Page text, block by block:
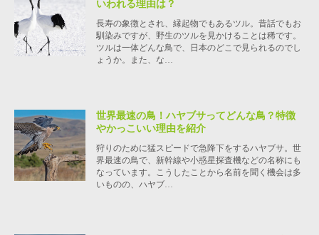
いわれる理由は？
長寿の象徴とされ、縁起物でもあるツル。昔話でもお
馴染みですが、野生のツルを見かけることは稀です。
ツルは一体どんな鳥で、日本のどこで見られるのでし
ょうか。また、な…
世界最速の鳥！ハヤブサってどんな鳥？特徴
やかっこいい理由を紹介
狩りのために猛スピードで急降下をするハヤブサ。世
界最速の鳥で、新幹線や小惑星探査機などの名称にも
なっています。こうしたことから名前を聞く機会は多
いものの、ハヤブ…